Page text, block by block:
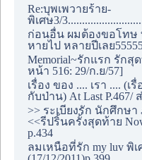
Re:บุพเพวายร้าย-
พิเศษ3/
ก่อนอื่น ผมต้องขอโทษ
หายไป หลายปีเลย
Memorial~รักแรก รักสุ
หน้า 516: 29/ก.ย/57]
เรื่อง ของ .... เรา .... (เ
กับป่าน) At Last P.467/
>> ระเบียงรัก นักศึกษา
<<รีปริ้นครั้งสุดท้าย
p.434
ลมเหนือที่รัก my luv พิเ